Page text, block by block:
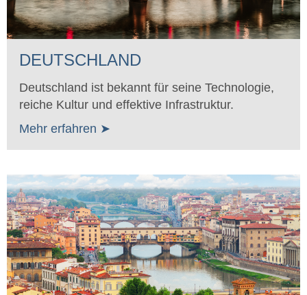
DEUTSCHLAND
Deutschland ist bekannt für seine Technologie,
reiche Kultur und effektive Infrastruktur.
Mehr erfahren ➤